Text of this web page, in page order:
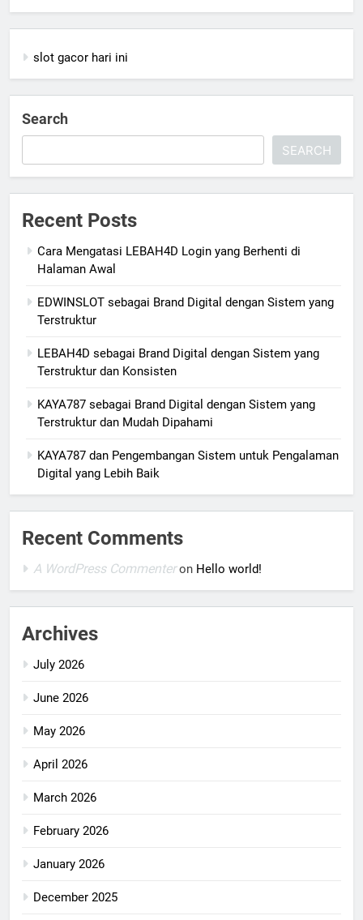
slot gacor hari ini
Search
SEARCH
Recent Posts
Cara Mengatasi LEBAH4D Login yang Berhenti di
Halaman Awal
EDWINSLOT sebagai Brand Digital dengan Sistem yang
Terstruktur
LEBAH4D sebagai Brand Digital dengan Sistem yang
Terstruktur dan Konsisten
KAYA787 sebagai Brand Digital dengan Sistem yang
Terstruktur dan Mudah Dipahami
KAYA787 dan Pengembangan Sistem untuk Pengalaman
Digital yang Lebih Baik
Recent Comments
A WordPress Commenteron Hello world!
Archives
July 2026
June 2026
May 2026
April 2026
March 2026
February 2026
January 2026
December 2025